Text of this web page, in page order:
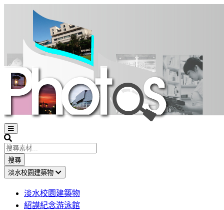
Open
sidebar
Search
搜尋
淡水校園建築物
淡水校園建築物
紹謨紀念游泳館